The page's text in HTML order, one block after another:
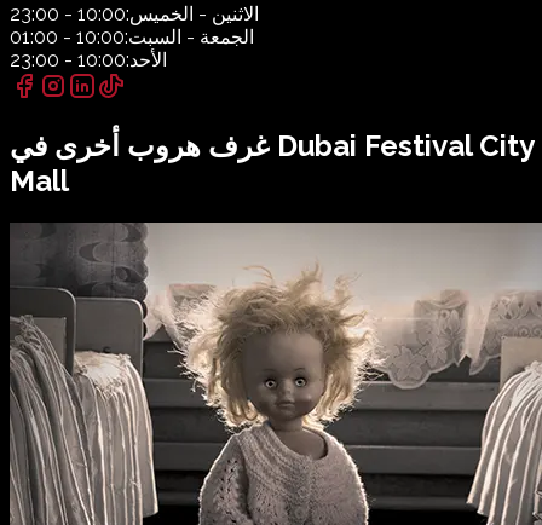
الاثنين - الخميس:10:00 - 23:00
الجمعة - السبت:10:00 - 01:00
الأحد:10:00 - 23:00
غرف هروب أخرى في Dubai Festival City
Mall